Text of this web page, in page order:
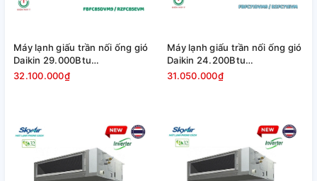
Máy lạnh giấu trần nối ống gió
Daikin 29.000Btu
FBFC85DVM9/RZFC85EVM
32.100.000₫
Máy lạnh giấu trần nối ống gió
Daikin 24.200Btu
FBFC71DVM9/RZFC71EVM
31.050.000₫